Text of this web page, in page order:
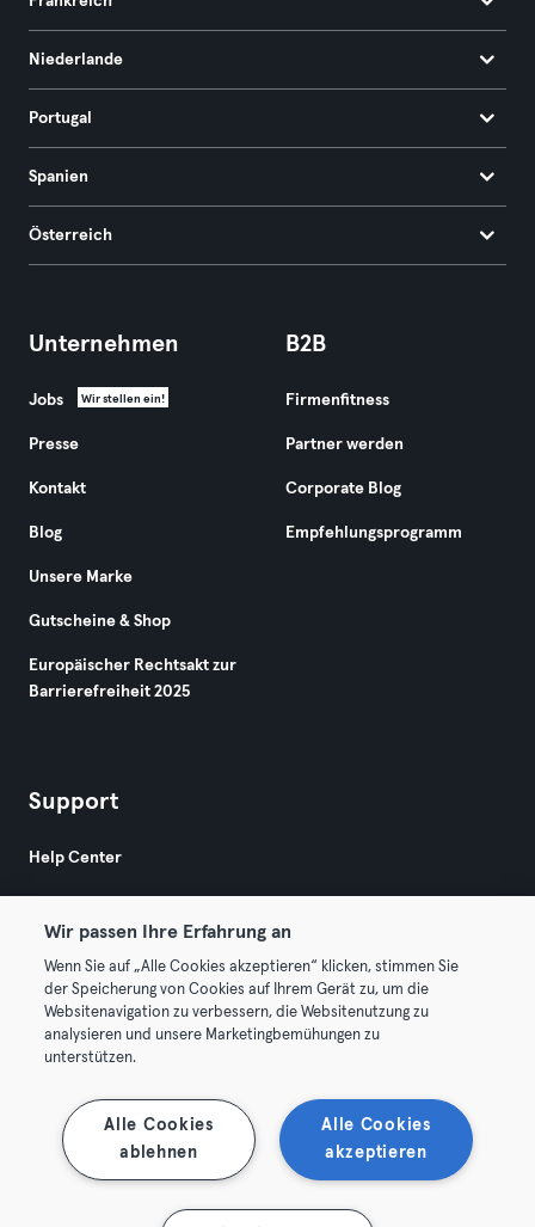
Niederlande
Portugal
Spanien
Österreich
Unternehmen
Jobs Wir stellen ein!
Presse
Kontakt
Blog
Unsere Marke
Gutscheine & Shop
Europäischer Rechtsakt zur
Barrierefreiheit 2025
B2B
Firmenfitness
Partner werden
Corporate Blog
Empfehlungsprogramm
Support
Help Center
© 2026 Urban Sports Group GmbH. All rights reserved.
AGB Datenschutz
Vertrag hier kündigen Hier Verträge widerrufen
Wir passen Ihre Erfahrung an
Wenn Sie auf „Alle Cookies akzeptieren“ klicken, stimmen Sie
der Speicherung von Cookies auf Ihrem Gerät zu, um die
Websitenavigation zu verbessern, die Websitenutzung zu
analysieren und unsere Marketingbemühungen zu
unterstützen.
Alle Cookies
akzeptieren
Alle Cookies
ablehnen